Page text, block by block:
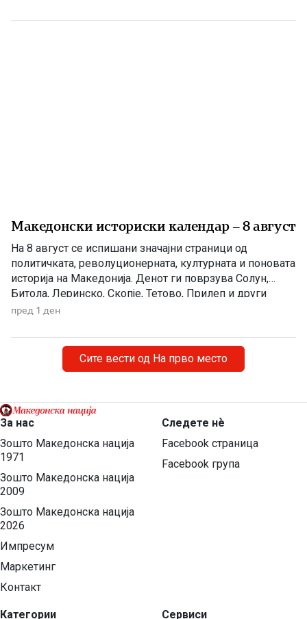
Христијан Ефтимов внук на Заеви, […]
Македонски историски календар – 8 август
На 8 август се испишани значајни страници од
политичката, револуционерната, културната и поновата
историја на Македонија. Денот ги поврзува Солун,
Битола, Леринско, Скопје, Тетово, Прилеп и други
македонски краишта. 1903 – Убиен рускиот конзул
година, во екот на Илинденското востание, во Битола
бил убиен рускиот императорски конзул […]
пред 1 ден
Сите вести од На прво место
За нас
Зошто Македонска нација
1971
Зошто Македонска нација
2009
Зошто Македонска нација
2026
Импресум
Маркетинг
Контакт
Категории
Следете нѐ
Facebook страница
Facebook група
Сервиси